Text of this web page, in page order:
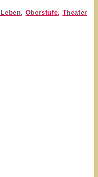
, Oberstufe, Theater